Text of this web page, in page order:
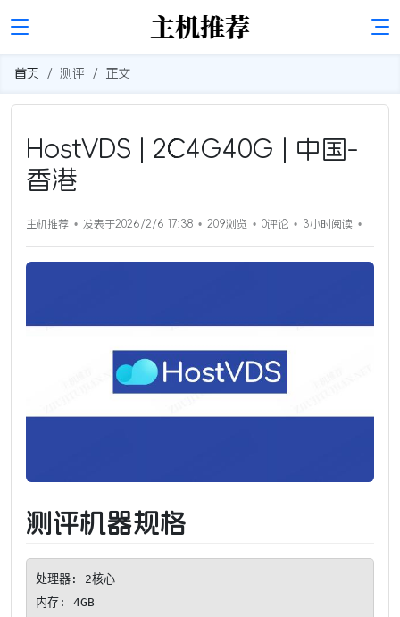
首页 测评 正文
HostVDS | 2C4G40G | 中国-
香港
主机推荐 发表于2026/2/6 17:38 209浏览 0评论 3小时阅读
测评机器规格
处理器: 2核心
内存: 4GB